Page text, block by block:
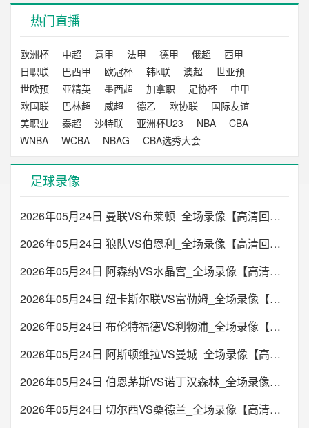
热门直播
欧洲杯 中超 意甲 法甲 德甲 俄超
西甲
日职联
巴西甲 欧冠杯 韩k联 澳超
世亚预
世欧预
亚精英 墨西超 加拿职 足协杯
中甲
欧国联
巴林超 威超 德乙 欧协联
国际友谊
美职业
泰超 沙特联 亚洲杯U23 NBA
CBA
WNBA
WCBA NBAG CBA选秀大会
足球录像
2026年05月24日 曼联VS布莱顿_全场录像【高清回放】
2026年05月24日 狼队VS伯恩利_全场录像【高清回放】
2026年05月24日 阿森纳VS水晶宫_全场录像【高清回放】
2026年05月24日 纽卡斯尔联VS富勒姆_全场录像【高清回放】
2026年05月24日 布伦特福德VS利物浦_全场录像【高清回放】
2026年05月24日 阿斯顿维拉VS曼城_全场录像【高清回放】
2026年05月24日 伯恩茅斯VS诺丁汉森林_全场录像【高清回放】
2026年05月24日 切尔西VS桑德兰_全场录像【高清回放】